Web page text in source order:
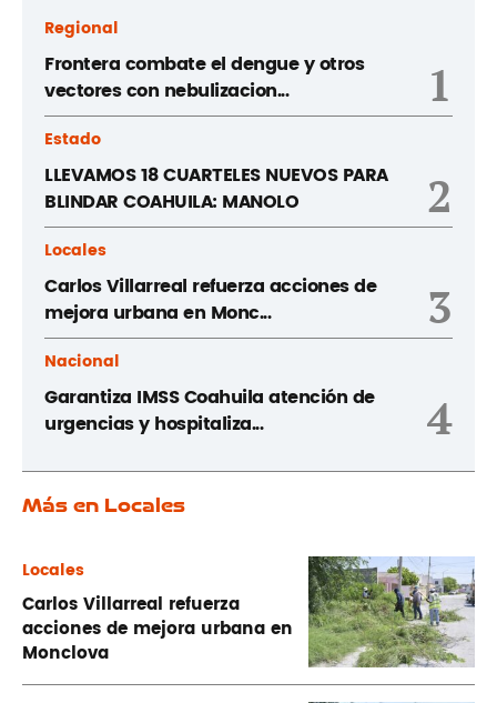
Regional
Frontera combate el dengue y otros
vectores con nebulizacion...
1
Estado
LLEVAMOS 18 CUARTELES NUEVOS PARA
BLINDAR COAHUILA: MANOLO
2
Locales
Carlos Villarreal refuerza acciones de
mejora urbana en Monc...
3
Nacional
Garantiza IMSS Coahuila atención de
urgencias y hospitaliza...
4
Más en Locales
Locales
Carlos Villarreal refuerza
acciones de mejora urbana en
Monclova